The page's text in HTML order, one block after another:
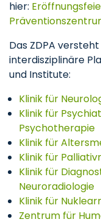
hier:
Das ZDPA
interdisziplinäre
und Institute:
Klinik für
Klinik für
Psychotherapie
Klinik für
Klinik für
Klinik für
Neuroradiologie
Klinik für
Zentrum für